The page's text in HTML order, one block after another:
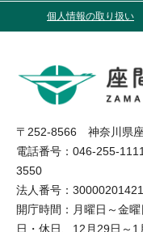
個人情報の取り扱い
〒252-8566 神奈川県
電話番号：046-255-
3550
法人番号：
開庁時間：月曜日～金
日・休日、12月29日～1